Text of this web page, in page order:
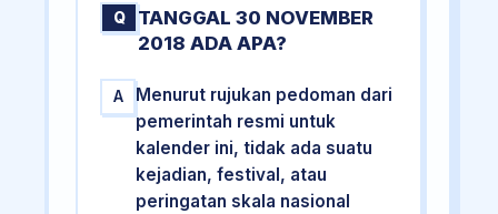
Q
TANGGAL 30 NOVEMBER
2018 ADA APA?
A
Menurut rujukan pedoman dari
pemerintah resmi untuk
kalender ini, tidak ada suatu
kejadian, festival, atau
peringatan skala nasional